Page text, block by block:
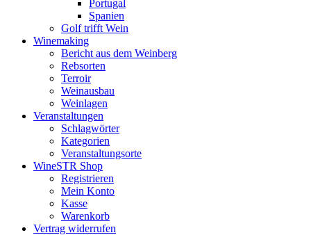
Portugal
Spanien
Golf trifft Wein
Winemaking
Bericht aus dem Weinberg
Rebsorten
Terroir
Weinausbau
Weinlagen
Veranstaltungen
Schlagwörter
Kategorien
Veranstaltungsorte
WineSTR Shop
Registrieren
Mein Konto
Kasse
Warenkorb
Vertrag widerrufen